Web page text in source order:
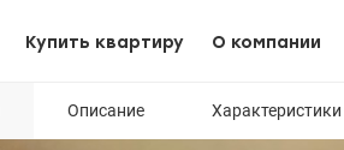
Купить квартиру О компании
Описание Характеристики